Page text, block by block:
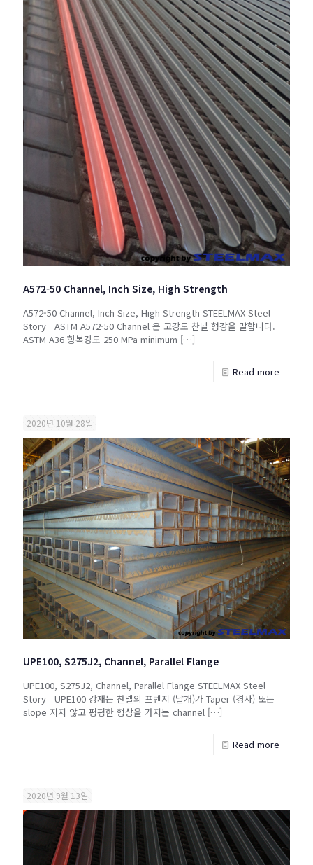
A572-50 Channel, Inch Size, High Strength
A572-50 Channel, Inch Size, High Strength STEELMAX Steel
Story ASTM A572-50 Channel 은 고강도 찬넬 형강을 말합니다.
ASTM A36 항복강도 250 MPa minimum […]
Read more
2020년 10월 28일
UPE100, S275J2, Channel, Parallel Flange
UPE100, S275J2, Channel, Parallel Flange STEELMAX Steel
Story UPE100 강재는 찬넬의 프렌지 (날개)가 Taper (경사) 또는
slope 지지 않고 평평한 형상을 가지는 channel […]
Read more
2020년 9월 13일